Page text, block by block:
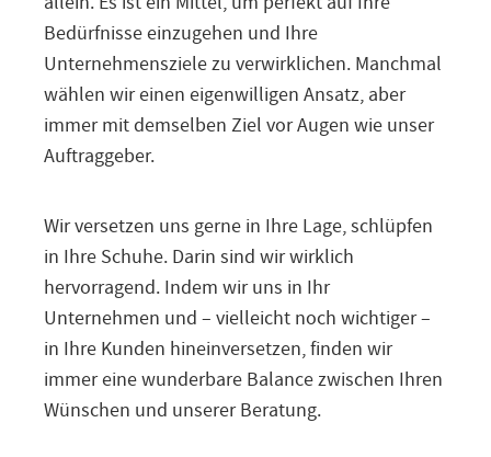
Bedürfnisse einzugehen und Ihre
Unternehmensziele zu verwirklichen. Manchmal
wählen wir einen eigenwilligen Ansatz, aber
immer mit demselben Ziel vor Augen wie unser
Auftraggeber.
Wir versetzen uns gerne in Ihre Lage, schlüpfen
in Ihre Schuhe. Darin sind wir wirklich
hervorragend. Indem wir uns in Ihr
Unternehmen und – vielleicht noch wichtiger –
in Ihre Kunden hineinversetzen, finden wir
immer eine wunderbare Balance zwischen Ihren
Wünschen und unserer Beratung.